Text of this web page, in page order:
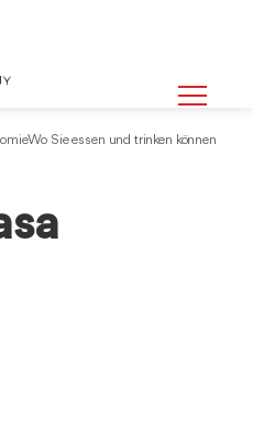
Wo Sie essen und trinken können